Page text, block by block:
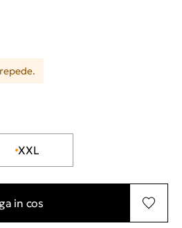
XXL
in cos